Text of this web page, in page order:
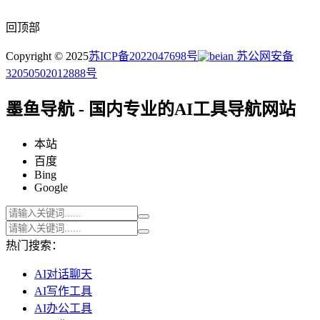
回顶部
Copyright © 2025苏ICP备2022047698号
苏公网安备
32050502012888号
墨鱼导航 - 国内专业的AI工具导航网站
本站
百度
Bing
Google
热门搜索：
AI对话聊天
AI写作工具
AI办公工具